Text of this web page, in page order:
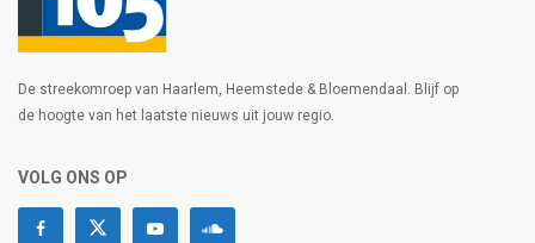
De streekomroep van Haarlem, Heemstede & Bloemendaal. Blijf op
de hoogte van het laatste nieuws uit jouw regio.
VOLG ONS OP